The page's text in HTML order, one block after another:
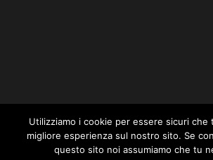
Copyright 2019, Developed byThe
Utilizziamo i cookie per essere sicuri che
migliore esperienza sul nostro sito. Se
questo sito noi assumiamo che tu